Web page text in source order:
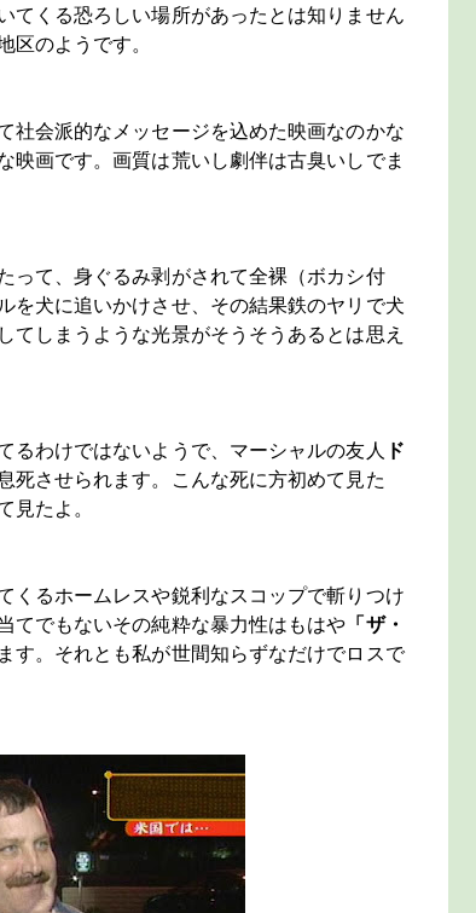
てくる恐ろしい場所があったとは知りません
区のようです。
社会派的なメッセージを込めた映画なのかな
映画です。画質は荒いし劇伴は古臭いしでま
って、身ぐるみ剥がされて全裸（ボカシ付
を犬に追いかけさせ、その結果鉄のヤリで犬
てしまうような光景がそうそうあるとは思え
るわけではないようで、マーシャルの友人 ド
死させられます。こんな死に方初めて見た
見たよ。
くるホームレスや鋭利なスコップで斬りつけ
てでもないその純粋な暴力性はもはや 「ザ・
す。それとも私が世間知らずなだけでロスで